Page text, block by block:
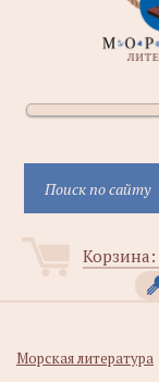
Корзина:
Морская литература